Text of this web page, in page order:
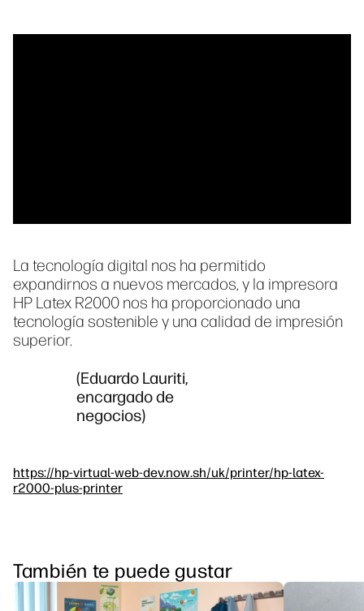
La tecnología digital nos ha permitido
expandirnos a nuevos mercados, y la impresora
HP Latex R2000 nos ha proporcionado una
tecnología sostenible y una calidad de impresión
superior.
(Eduardo Lauriti,
encargado de
negocios)
https://hp-virtual-web-dev.now.sh/uk/printer/hp-latex-
r2000-plus-printer
También te puede gustar